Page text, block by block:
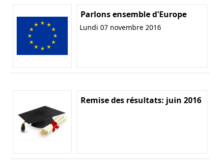
Parlons ensemble d'Europe
Lundi 07 novembre 2016
Remise des résultats: juin 2016